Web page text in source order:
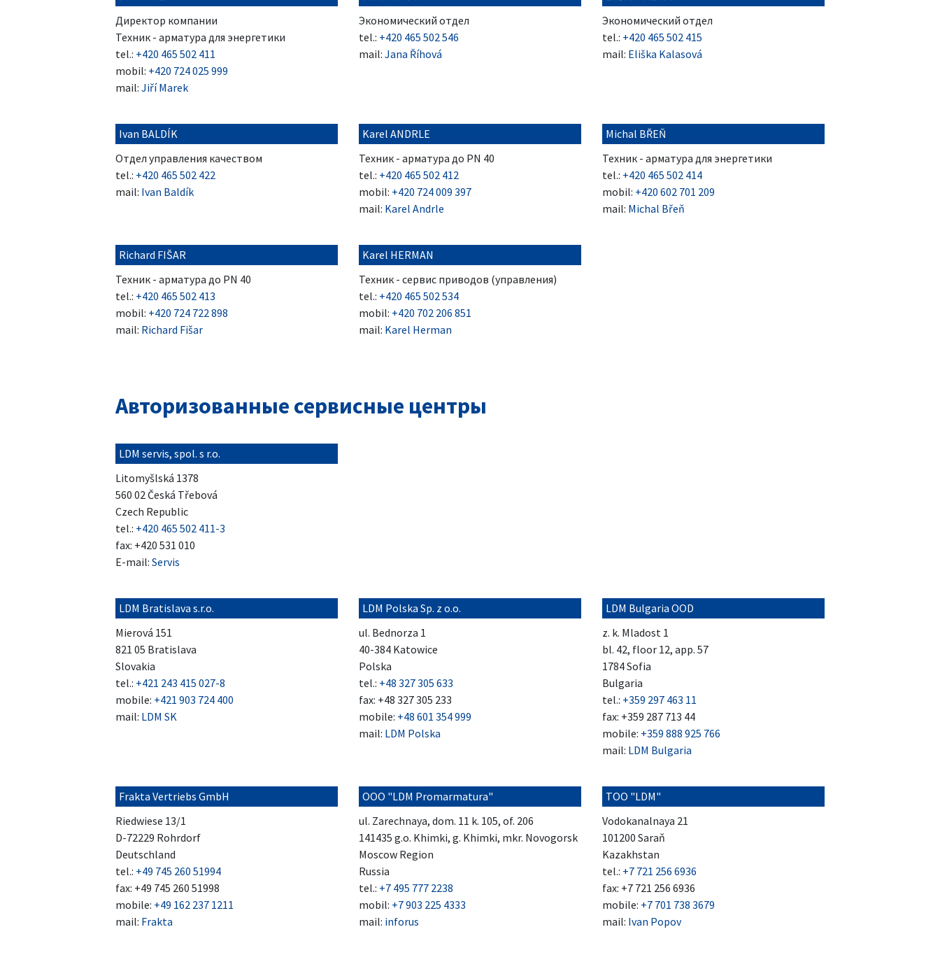
Директор компании
Техник - арматура для энергетики
tel.: +420 465 502 411
mobil: +420 724 025 999
mail: Jiří Marek
Экономический отдел
tel.: +420 465 502 546
mail: Jana Říhová
Экономический отдел
tel.: +420 465 502 415
mail: Eliška Kalasová
Ivan BALDÍK
Oтдел управления качеством
tel.: +420 465 502 422
mail: Ivan Baldík
Karel ANDRLE
Техник - арматура до PN 40
tel.: +420 465 502 412
mobil: +420 724 009 397
mail: Karel Andrle
Michal BŘEŇ
Техник - арматура для энергетики
tel.: +420 465 502 414
mobil: +420 602 701 209
mail: Michal Břeň
Richard FIŠAR
Техник - арматура до PN 40
tel.: +420 465 502 413
mobil: +420 724 722 898
mail: Richard Fišar
Karel HERMAN
Техник - сервис приводов (управления)
tel.: +420 465 502 534
mobil: +420 702 206 851
mail: Karel Herman
Авторизованные сервисные центры
LDM servis, spol. s r.o.
Litomyšlská 1378
560 02 Česká Třebová
Czech Republic
tel.: +420 465 502 411-3
fax: +420 531 010
E-mail: Servis
LDM Bratislava s.r.o.
Mierová 151
821 05 Bratislava
Slovakia
tel.: +421 243 415 027-8
mobile: +421 903 724 400
mail: LDM SK
LDM Polska Sp. z o.o.
ul. Bednorza 1
40-384 Katowice
Polska
tel.: +48 327 305 633
fax: +48 327 305 233
mobile: +48 601 354 999
mail: LDM Polska
LDM Bulgaria OOD
z. k. Mladost 1
bl. 42, floor 12, app. 57
1784 Sofia
Bulgaria
tel.: +359 297 463 11
fax: +359 287 713 44
mobile: +359 888 925 766
mail: LDM Bulgaria
Frakta Vertriebs GmbH
Riedwiese 13/1
D-72229 Rohrdorf
Deutschland
tel.: +49 745 260 51994
fax: +49 745 260 51998
mobile: +49 162 237 1211
mail: Frakta
OOO "LDM Promarmatura"
ul. Zarechnaya, dom. 11 k. 105, of. 206
141435 g.o. Khimki, g. Khimki, mkr. Novogorsk
Moscow Region
Russia
tel.: +7 495 777 2238
mobil: +7 903 225 4333
mail: inforus
TOO "LDM"
Vodokanalnaya 21
101200 Saraň
Kazakhstan
tel.: +7 721 256 6936
fax: +7 721 256 6936
mobile: +7 701 738 3679
mail: Ivan Popov